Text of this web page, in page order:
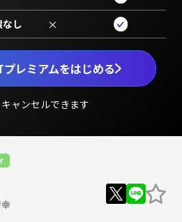
プレミアムをはじめる
ャンセルできます
し ×